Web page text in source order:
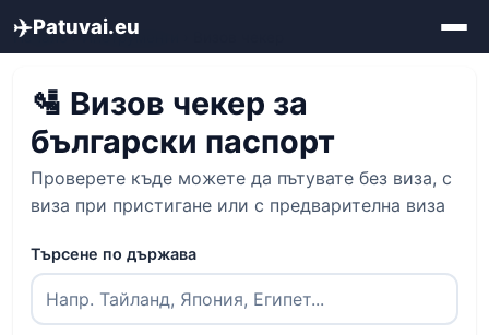
✈️Patuvai.eu
Начало›Инструменти
🛂 Визов чекер за
български паспорт
Проверете къде можете да пътувате без виза, с
виза при пристигане или с предварителна виза
Търсене по държава